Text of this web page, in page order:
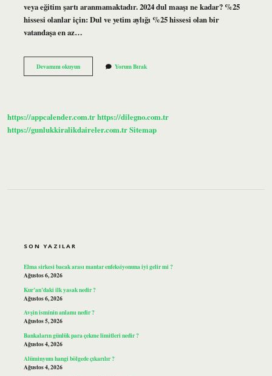
veya eğitim şartı aranmamaktadır. 2024 dul maaşı ne kadar? %25
hissesi olanlar için: Dul ve yetim aylığı %25 hissesi olan bir
vatandaşa en az…
Devamını okuyunDul
Kadın
Yorum Bırak
https://appcalender.com.trhttps://dilegno.com.tr
https://gunlukkiralikdaireler.com.trSitemap
SON YAZILAR
Elma sirkesi bacak arası mantar enfeksiyonuna iyi gelir mi ?
Ağustos 6, 2026
Kur’an’daki ilk yasak nedir ?
Ağustos 6, 2026
Avşin isminin anlamı nedir ?
Ağustos 5, 2026
Bankaların günlük para çekme limitleri nedir ?
Ağustos 4, 2026
Alüminyum hangi bölgede çıkarılır ?
Ağustos 4, 2026